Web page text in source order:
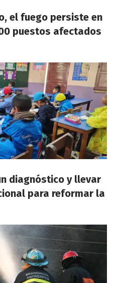
el fuego persiste en
puestos afectados
diagnóstico y llevar
para reformar la